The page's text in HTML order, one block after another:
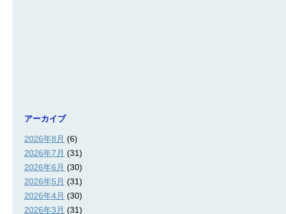
アーカイブ
2026年8月 (6)
2026年7月 (31)
2026年6月 (30)
2026年5月 (31)
2026年4月 (30)
2026年3月 (31)